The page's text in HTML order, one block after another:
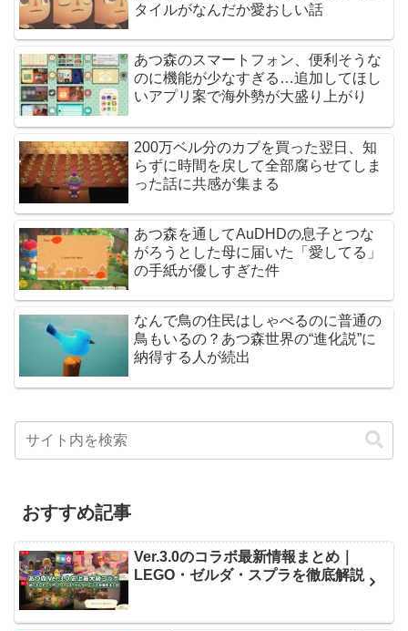
タイルがなんだか愛おしい話
あつ森のスマートフォン、便利そうな
のに機能が少なすぎる…追加してほし
いアプリ案で海外勢が大盛り上がり
200万ベル分のカブを買った翌日、知
らずに時間を戻して全部腐らせてしま
った話に共感が集まる
あつ森を通してAuDHDの息子とつな
がろうとした母に届いた「愛してる」
の手紙が優しすぎた件
なんで鳥の住民はしゃべるのに普通の
鳥もいるの？あつ森世界の“進化説”に
納得する人が続出
おすすめ記事
Ver.3.0のコラボ最新情報まとめ｜
LEGO・ゼルダ・スプラを徹底解説